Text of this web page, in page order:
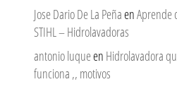
Jose Dario De La PeñaenAprende
STIHL – Hidrolavadoras
antonio luqueen Hidrolavadora
funciona ,, motivos